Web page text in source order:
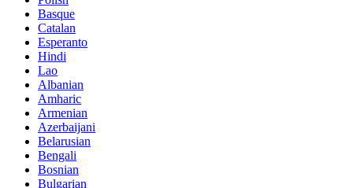
Basque
Catalan
Esperanto
Hindi
Lao
Albanian
Amharic
Armenian
Azerbaijani
Belarusian
Bengali
Bosnian
Bulgarian